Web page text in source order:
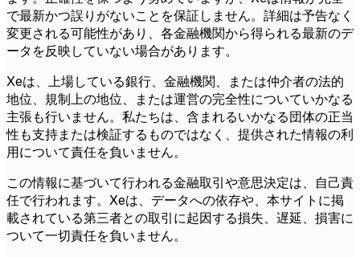
で最新かつ誤りがないことを保証しません。詳細は予告なく
変更される可能性があり、各金融機関から得られる最新のデ
ータを反映していない場合があります。
Xeは、上場している銀行、金融機関、または仲介者の法的
地位、規制上の地位、または運営の完全性についていかなる
主張も行いません。私たちは、含まれるいかなる団体の正当
性も支持または検証するものではなく、提供された情報の利
用について責任を負いません。
この情報に基づいて行われる金融取引や意思決定は、自己責
任で行われます。Xeは、データへの依存や、本サイトに掲
載されている第三者との取引に起因する損失、遅延、損害に
ついて一切責任を負いません。